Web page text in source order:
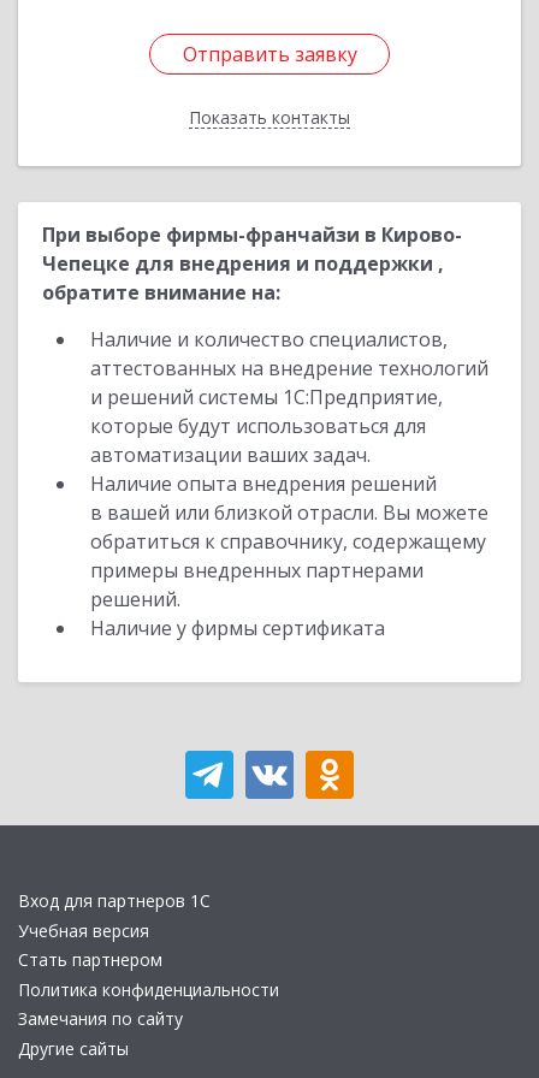
Отправить заявку
Показать контакты
Отправить заявку
Назад
При выборе фирмы-франчайзи в Кирово-
Чепецке для внедрения и поддержки ,
обратите внимание на:
Наличие и количество специалистов,
аттестованных на внедрение технологий
и решений системы 1С:Предприятие,
которые будут использоваться для
автоматизации ваших задач.
Наличие опыта внедрения решений
в вашей или близкой отрасли. Вы можете
обратиться к справочнику, содержащему
примеры внедренных партнерами
решений.
Наличие у фирмы сертификата
Вход для партнеров 1С
Учебная версия
Стать партнером
Политика конфиденциальности
Замечания по сайту
Другие сайты